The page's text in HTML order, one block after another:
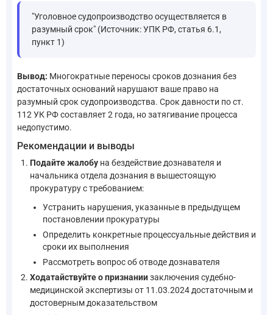
"Уголовное судопроизводство осуществляется в
разумный срок" (Источник: УПК РФ, статья 6.1,
пункт 1)
Вывод: Многократные переносы сроков дознания без
достаточных оснований нарушают ваше право на
разумный срок судопроизводства. Срок давности по ст.
112 УК РФ составляет 2 года, но затягивание процесса
недопустимо.
Рекомендации и выводы
Подайте жалобу на бездействие дознавателя и
начальника отдела дознания в вышестоящую
прокуратуру с требованием:
Устранить нарушения, указанные в предыдущем
постановлении прокуратуры
Определить конкретные процессуальные действия и
сроки их выполнения
Рассмотреть вопрос об отводе дознавателя
Ходатайствуйте о признаниизаключения судебно-
медицинской экспертизы от 11.03.2024 достаточным и
достоверным доказательством